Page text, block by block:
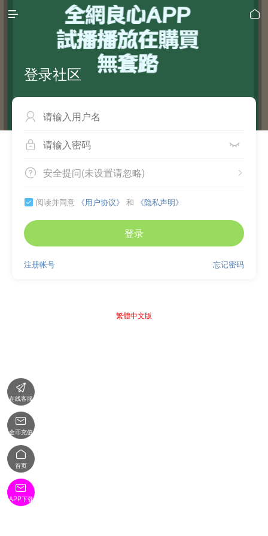
 
登录社区

 
 
安全提问(未设置请忽略)
 阅读并同意 《用户协议》 和 《隐私声明》
登录
忘记密码
注册帐号
繁體中文版

在线客服

金币充值

首页

APP下载